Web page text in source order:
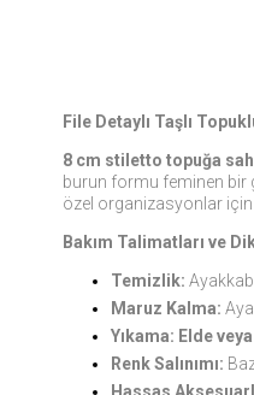
File Detaylı Taşlı
8 cm stiletto topuğa
burun formu feminen bir
özel organizasyonlar için
Bakım Talimatları ve
Temizlik:
Maruz Kalma:
Yıkama: Elde
Renk Salınımı: